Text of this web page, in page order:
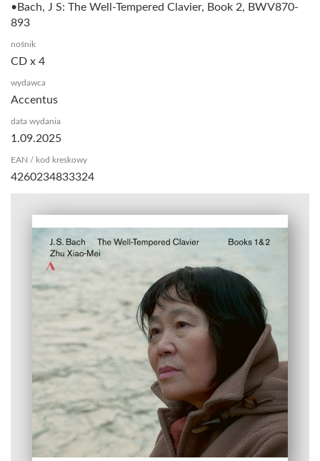
•Bach, J S: The Well-Tempered Clavier, Book 2, BWV870-
893
nośnik
CD x 4
wydawca
Accentus
data wydania
1.09.2025
EAN / kod kreskowy
4260234833324